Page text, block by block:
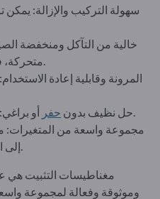
سهولة التركيب والإزالة:
خالية من التآكل ومنخفضة
متحركة، فإن عمر الخدمة طويل جدًا.
المرونة وقابلية إعادة
حل نظيف بدون حفر
أو براغي: تظل الأسطح غير متضررة.
مجموعة واسعة من المتغيرات:
إلى الإصدارات الصناعية الثقيلة.
مغناطيسات التثبيت هي
وموثوقة وفعالة لمجموعة